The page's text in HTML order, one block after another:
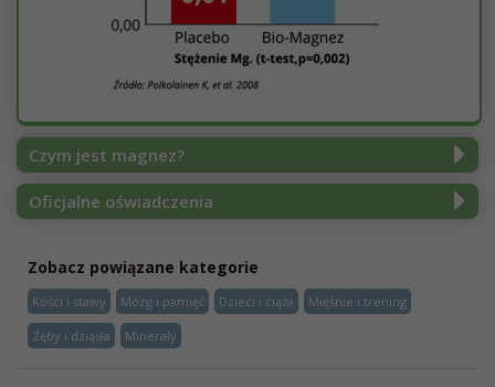
Czym jest magnez?
Oficjalne oświadczenia
Zobacz powiązane kategorie
Kości i stawy Mózg i pamięć Dzieci i ciąża Mięśnie i trening
Zęby i dziąsła Minerały